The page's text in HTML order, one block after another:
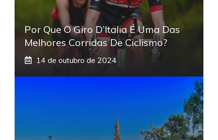
Por Que O Giro D’Italia É Uma Das
Melhores Corridas De Ciclismo?
14 de outubro de 2024